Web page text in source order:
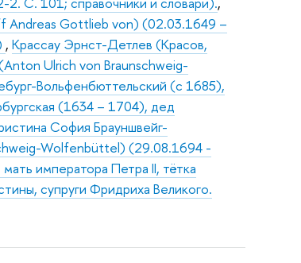
Andreas Gottlieb von) (02.03.1649 –
,Крассау Эрнст-Детлев (Красов,
Ulrich von Braunschweig-
Вольфенбюттельский (с 1685),
(1634 – 1704), дед
София Брауншвейг-
Wolfenbüttel) (29.08.1694 -
императора Петра II, тётка
супруги Фридриха Великого.